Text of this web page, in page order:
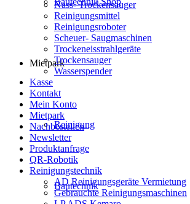
Mietpark
Reinigung
Bautechnik
Nass- Trockensauger
Reinigungsmittel
Reinigungsroboter
Scheuer- Saugmaschinen
Trockeneisstrahlgeräte
Trockensauger
Wasserspender
Kasse
Kontakt
Mein Konto
Mietpark
Nachbestellen
Newsletter
Produktanfrage
QR-Robotik
Reinigungstechnik
AD Reinigungsgeräte Vermietung
Gebrauchte Reinigungsmaschinen